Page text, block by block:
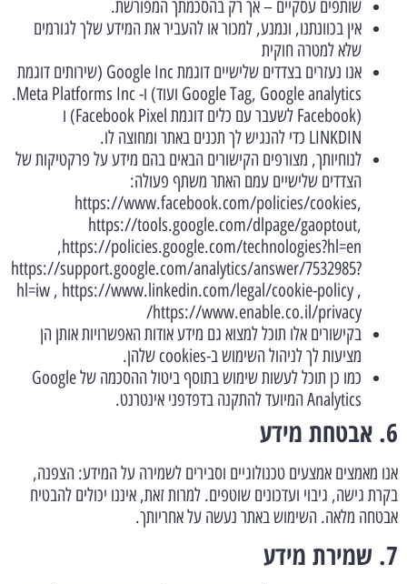
שותפים עסקיים – אך רק בהסכמתך המפורשת.
אין בכוונתנו, ונמנע, למכור או להעביר את המידע שלך לגורמים
שלא למטרה חוקית
אנו נעזרים בצדדים שלישיים דוגמת Google Inc (שירותים דוגמת
Google Tag, Google analytics ועוד) ו- Meta Platforms Inc.
(Facebook לשעבר עם כלים דוגמת Facebook Pixel) ו
LINKDIN כדי להנגיש לך תכנים באתר ומחוצה לו.
לנוחיותך, מצורפים הקישורים הבאים בהם מידע על פרקטיקות של
הצדדים שלישיים עמם האתר משתף פעולה:
https://www.facebook.com/policies/cookies,
https://tools.google.com/dlpage/gaoptout,
https://policies.google.com/technologies?hl=en,
https://support.google.com/analytics/answer/7532985?
hl=iw , https://www.linkedin.com/legal/cookie-policy ,
https://www.enable.co.il/privacy/
בקישורים אלו תוכל למצוא גם מידע אודות האפשרויות אותן הן
מציעות לך לניהול השימוש ב-cookies שלהן.
כמו כן תוכל לעשות שימוש בתוסף ביטול ההסכמה של Google
Analytics המיועד להתקנה בדפדפני אינטרנט.
6. אבטחת מידע
אנו מאמצים אמצעים טכנולוגיים וסבירים לשמירה על המידע: הצפנה,
בקרת גישה, גיבוי ועדכונים שוטפים. למרות זאת, איננו יכולים להבטיח
אבטחה מלאה. השימוש באתר נעשה על אחריותך.
7. שמירת מידע